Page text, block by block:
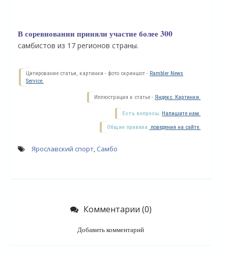
В соревновании приняли участие более 300
самбистов из 17 регионов страны.
Цитирование статьи, картинки - фото скриншот - Rambler News
Service.
Иллюстрация к статье - Яндекс. Картинки.
Есть вопросы. Напишите нам.
Общие правила поведения на сайте.
Ярославский спорт, Самбо
Комментарии (0)
Добавить комментарий